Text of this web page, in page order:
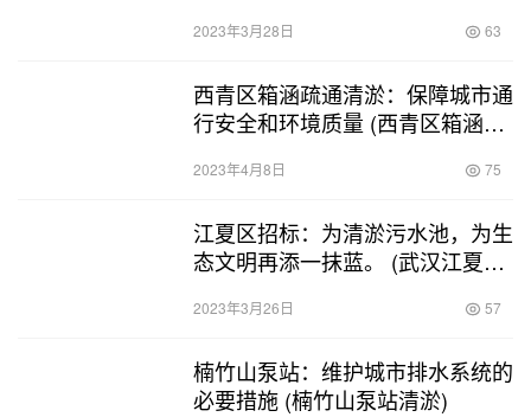
2023年3月28日 63
西青区箱涵疏通清淤：保障城市通
行安全和环境质量 (西青区箱涵疏
2023年4月8日 75
江夏区招标：为清淤污水池，为生
态文明再添一抹蓝。 (武汉江夏污
2023年3月26日 57
楠竹山泵站：维护城市排水系统的
必要措施 (楠竹山泵站清淤)